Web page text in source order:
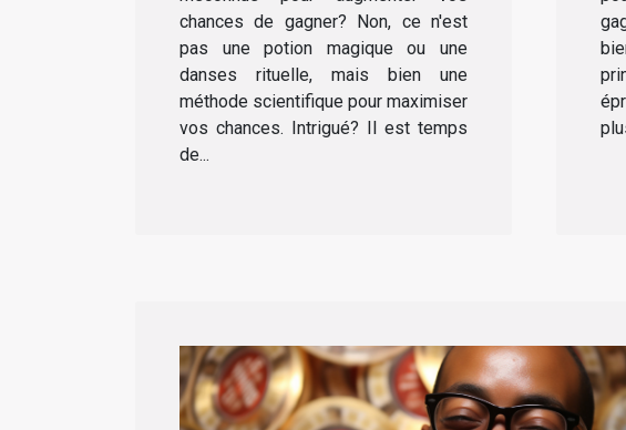
chances de gagner? Non, ce n'est
pas une potion magique ou une
danses rituelle, mais bien une
méthode scientifique pour maximiser
vos chances. Intrigué? Il est temps
de...